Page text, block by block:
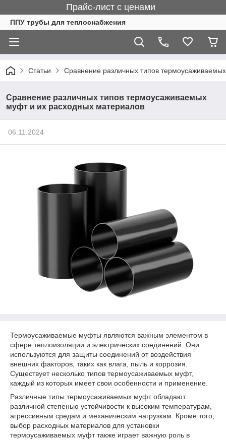
Прайс-лист с ценами
ППУ трубы для теплоснабжения
Статьи Сравнение различных типов
Сравнение различных типов термоусаживаемых
муфт и их расходных материалов
06.11.2024
Термоусаживаемые муфты являются важным элементом в
сфере теплоизоляции и электрических соединений. Они
используются для защиты соединений от воздействия
внешних факторов, таких как влага, пыль и коррозия.
Существует несколько типов термоусаживаемых муфт,
каждый из которых имеет свои особенности и применение.
Различные типы термоусаживаемых муфт обладают
различной степенью устойчивости к высоким температурам,
агрессивным средам и механическим нагрузкам. Кроме того,
выбор расходных материалов для установки
термоусаживаемых муфт также играет важную роль в